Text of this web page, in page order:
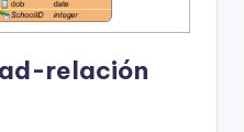
relación